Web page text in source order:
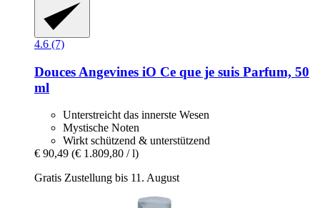
4.6 (7)
Douces Angevines iO Ce que je suis Parfum, 50
ml
Unterstreicht das innerste Wesen
Mystische Noten
Wirkt schützend & unterstützend
€ 90,49 (€ 1.809,80 / l)
Gratis Zustellung bis 11. August